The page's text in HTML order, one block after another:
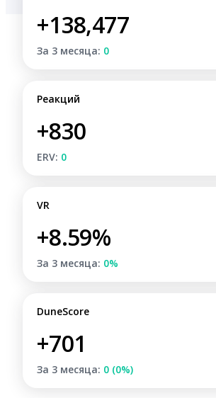
+138,477
За 3 месяца: 0
Реакций
+830
ERV: 0
VR
+8.59%
За 3 месяца: 0%
DuneScore
+701
За 3 месяца: 0 (0%)